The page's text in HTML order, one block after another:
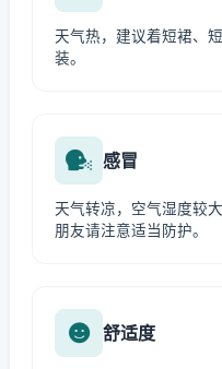
天气热，建议着短裙、
装。
感冒
天气转凉，空气湿度较
朋友请注意适当防护。
舒适度